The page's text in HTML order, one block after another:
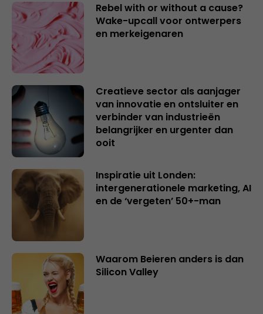
Rebel with or without a cause?
Wake-upcall voor ontwerpers
en merkeigenaren
Creatieve sector als aanjager
van innovatie en ontsluiter en
verbinder van industrieën
belangrijker en urgenter dan
ooit
Inspiratie uit Londen:
intergenerationele marketing, AI
en de ‘vergeten’ 50+-man
Waarom Beieren anders is dan
Silicon Valley